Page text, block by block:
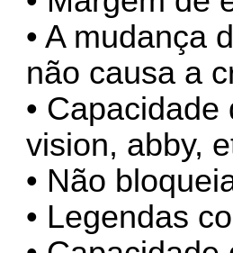
• A mudança
não causa a
•
vision, abby,
• Não
• Legendas